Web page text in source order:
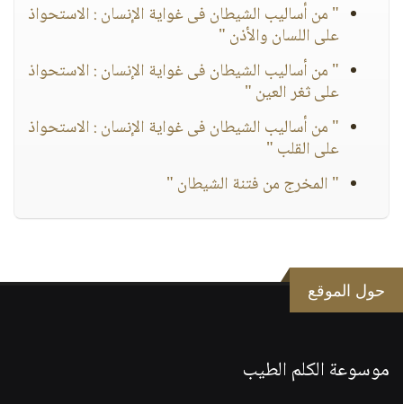
" من أساليب الشيطان فى غواية الإنسان : الاستحواذ
على اللسان والأذن "
" من أساليب الشيطان فى غواية الإنسان : الاستحواذ
على ثغر العين "
" من أساليب الشيطان فى غواية الإنسان : الاستحواذ
على القلب "
" المخرج من فتنة الشيطان "
حول الموقع
موسوعة الكلم الطيب